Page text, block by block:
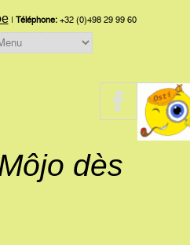
| Téléphone:+32 (0)498 29 99 60
dès